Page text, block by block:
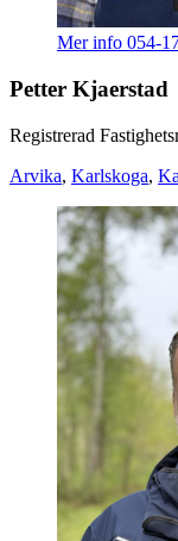
Mer info 054-
Petter Kjaerstad
Registrerad
Arvika, Karlskoga,